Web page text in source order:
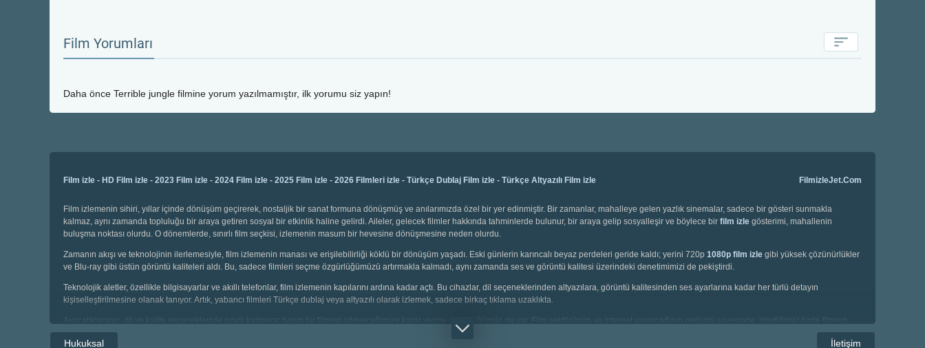
Film Yorumları
Daha önce Terrible jungle filmine yorum yazılmamıştır, ilk yorumu siz yapın!
Film izle - HD Film izle - 2023 Film izle - 2024 Film izle - 2025 Film izle - 2026 Filmleri izle - Türkçe Dublaj Film izle - Türkçe Altyazılı Film izle FilmizleJet.Com
Film izlemenin sihiri, yıllar içinde dönüşüm geçirerek, nostaljik bir sanat formuna dönüşmüş ve anılarımızda özel bir yer edinmiştir. Bir zamanlar, mahalleye gelen yazlık sinemalar, sadece bir gösteri sunmakla
kalmaz, aynı zamanda topluluğu bir araya getiren sosyal bir etkinlik haline gelirdi. Aileler, gelecek filmler hakkında tahminlerde bulunur, bir araya gelip sosyalleşir ve böylece bir film izle gösterimi, mahallenin
buluşma noktası olurdu. O dönemlerde, sınırlı film seçkisi, izlemenin masum bir hevesine dönüşmesine neden olurdu.
Zamanın akışı ve teknolojinin ilerlemesiyle, film izlemenin manası ve erişilebilirliği köklü bir dönüşüm yaşadı. Eski günlerin karıncalı beyaz perdeleri geride kaldı; yerini 720p 1080p film izle gibi yüksek çözünürlükler
ve Blu-ray gibi üstün görüntü kaliteleri aldı. Bu, sadece filmleri seçme özgürlüğümüzü artırmakla kalmadı, aynı zamanda ses ve görüntü kalitesi üzerindeki denetimimizi de pekiştirdi.
Teknolojik aletler, özellikle bilgisayarlar ve akıllı telefonlar, film izlemenin kapılarını ardına kadar açtı. Bu cihazlar, dil seçeneklerinden altyazılara, görüntü kalitesinden ses ayarlarına kadar her türlü detayın
kişiselleştirilmesine olanak tanıyor. Artık, yabancı filmleri Türkçe dublaj veya altyazılı olarak izlemek, sadece birkaç tıklama uzaklıkta.
Ayrıcalıklarımız, dil ve kalite seçenekleriyle sınırlı kalmıyor; hangi tür filmleri izleyeceğimize karar verme özgürlüğümüz de var. Film sektörünün ve internet yayıncılığının gelişimi sayesinde, istediğimiz türde filmleri
seçebiliyor, geniş kategoriler arasında gezinebiliyoruz. Çocuklar için animasyonlar, gençler için aksiyon dolu sahneler, yetişkinler için bilim kurgu ve korku filmleri gibi geniş bir yelpazede seçim yapma imkanına
sahibiz.
Hukuksal İletişim